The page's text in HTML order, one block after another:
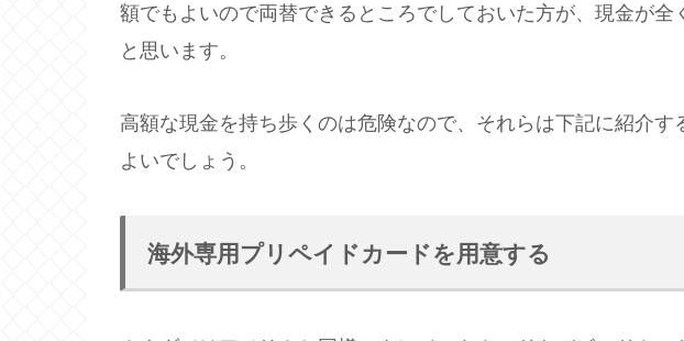
額でもよいので両替できるところでしておいた方が、現金が全
と思います。
高額な現金を持ち歩くのは危険なので、それらは下記に紹介す
よいでしょう。
海外専用プリペイドカードを用意する